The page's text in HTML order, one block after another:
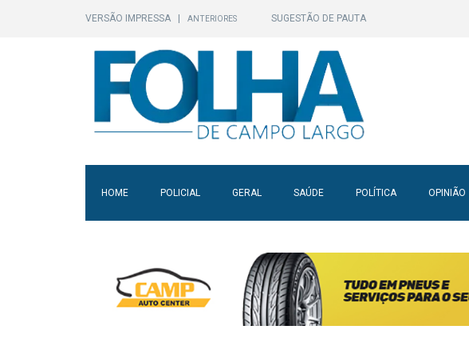
VERSÃO IMPRESSA ANTERIORES SUGESTÃO DE PAUTA
HOME POLICIAL GERAL SAÚDE POLÍTICA OPINIÃO